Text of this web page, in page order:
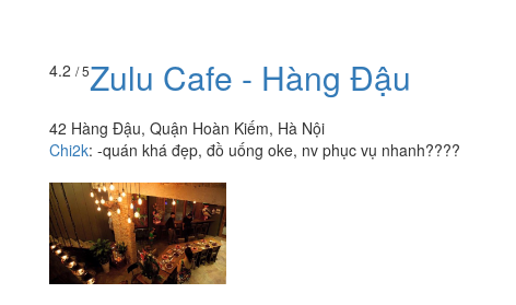
4.2 / 5Zulu Cafe - Hàng Đậu
42 Hàng Đậu, Quận Hoàn Kiếm, Hà Nội
Chi2k: -quán khá đẹp, đồ uống oke, nv phục vụ nhanh????